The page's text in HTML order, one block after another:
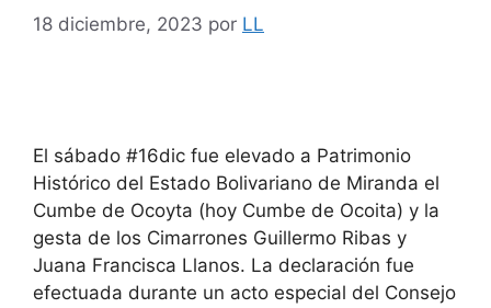
18 diciembre, 2023 por LL
El sábado #16dic fue elevado a Patrimonio
Histórico del Estado Bolivariano de Miranda el
Cumbe de Ocoyta (hoy Cumbe de Ocoita) y la
gesta de los Cimarrones Guillermo Ribas y
Juana Francisca Llanos. La declaración fue
efectuada durante un acto especial del Consejo